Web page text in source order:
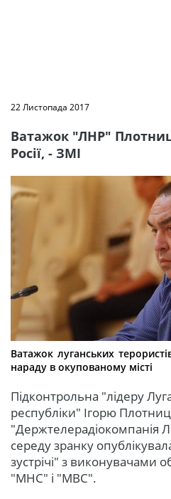
22 Листопада 2017
Ватажок "ЛНР"
Росії, - ЗМІ
Ватажок луганських
нараду в окупованому місті
Підконтрольна "лідеру
республіки" Ігорю
"Держтелерадіокомпанія
середу зранку
зустрічі" з виконувачами
"МНС" і "МВС".